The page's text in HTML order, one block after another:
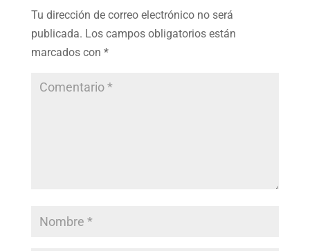
Tu dirección de correo electrónico no será
publicada. Los campos obligatorios están
marcados con *